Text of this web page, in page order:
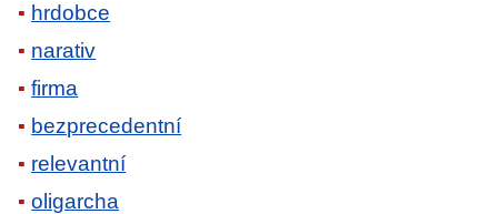
hrdobce
narativ
firma
bezprecedentní
relevantní
oligarcha